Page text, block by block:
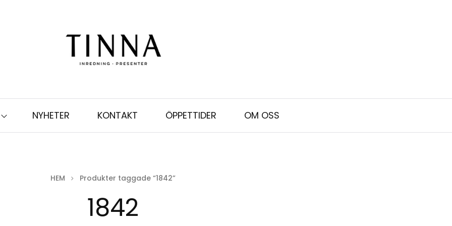
NYHETER KONTAKT ÖPPETTIDER OM OSS
HEM Produkter taggade “1842”
1842